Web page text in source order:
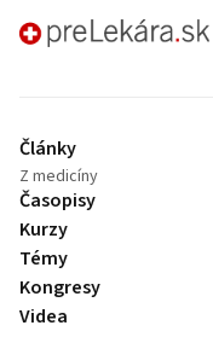
preLekára.sk
Články
Z medicíny
Časopisy
Kurzy
Témy
Kongresy
Videa